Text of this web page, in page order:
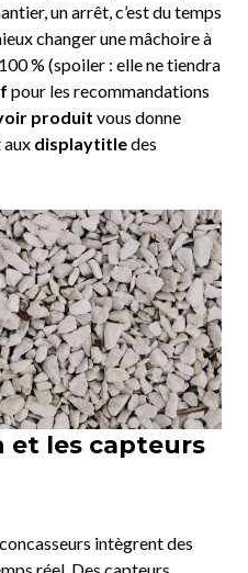
un arrêt, c’est du temps
changer une mâchoire à
% (spoiler : elle ne tiendra
pour les recommandations
produit vous donne
aux displaytitledes
et les capteurs
intègrent des